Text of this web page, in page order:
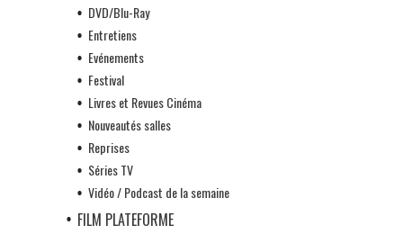
DVD/Blu-Ray
Entretiens
Evénements
Festival
Livres et Revues Cinéma
Nouveautés salles
Reprises
Séries TV
Vidéo / Podcast de la semaine
FILM PLATEFORME